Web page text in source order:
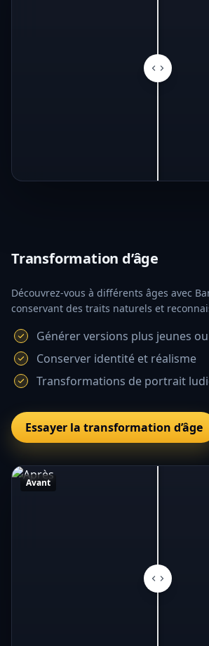
Transformation d’âge
Découvrez-vous à différents âges avec
conservant des traits naturels et
Générer versions plus jeunes
Conserver identité et réalisme
Transformations de portrait
Essayer la transformation d’âge
Avant